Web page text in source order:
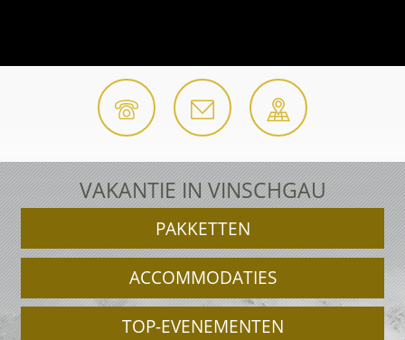
VAKANTIE IN VINSCHGAU
PAKKETTEN
ACCOMMODATIES
TOP-EVENEMENTEN